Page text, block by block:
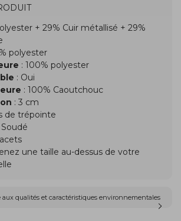
+ 29% Cuir métallisé + 29%
polyester
: 100% polyester
: Oui
: 100% Caoutchouc
: 3 cm
de trépointe
Soudé
une taille au-dessus de votre
qualités et caractéristiques environnementales